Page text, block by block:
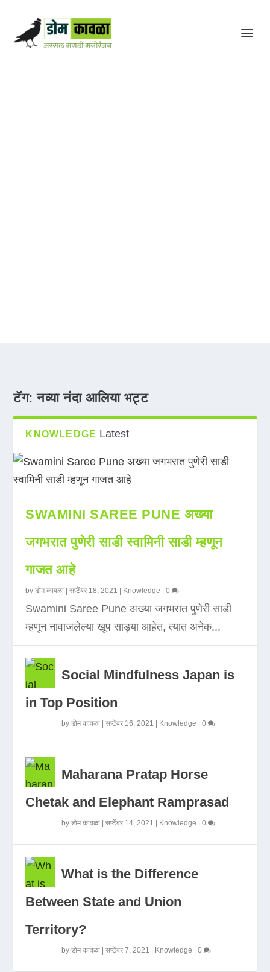
टॅग:नव्या नंदा आलिया भट्ट
KNOWLEDGE Latest
SWAMINI SAREE PUNE अख्या
जगभरात पुणेरी साडी स्वामिनी साडी म्हणून
गाजत आहे
byडोम कावळा |सप्टेंबर 18, 2021 Knowledge |0
Swamini Saree Pune अख्या जगभरात पुणेरी साडी
म्हणून नावाजलेल्या खूप साड्या आहेत, त्यात अनेक...
Social Mindfulness Japan is
in Top Position
byडोम कावळा |सप्टेंबर 16, 2021 Knowledge |0
Maharana Pratap Horse
Chetak and Elephant Ramprasad
byडोम कावळा |सप्टेंबर 14, 2021 Knowledge |0
What is the Difference
Between State and Union
Territory?
byडोम कावळा |सप्टेंबर 7, 2021 Knowledge |0